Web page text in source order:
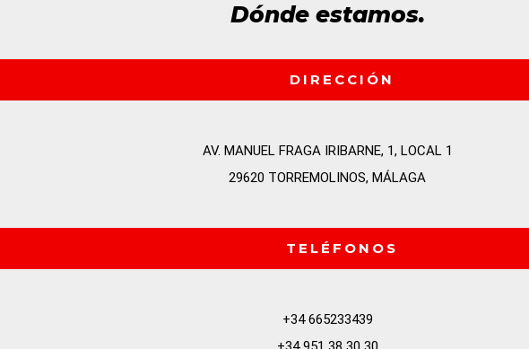
Dónde estamos.
DIRECCIÓN
AV. MANUEL FRAGA IRIBARNE, 1, LOCAL 1
29620 TORREMOLINOS, MÁLAGA
TELÉFONOS
+34 665233439